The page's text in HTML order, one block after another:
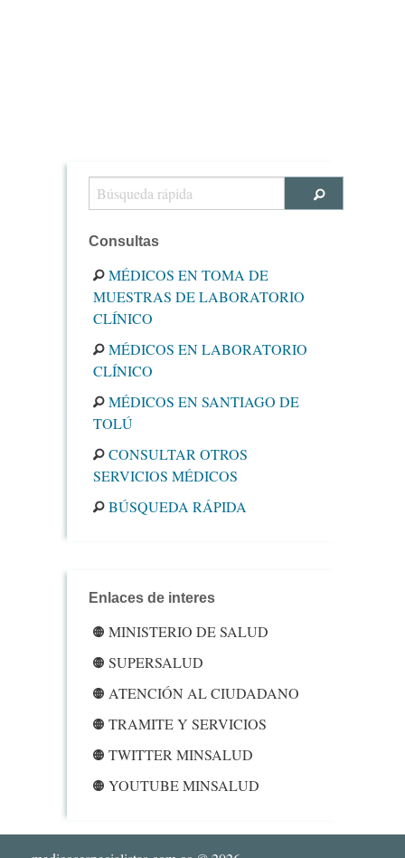
Consultas
MÉDICOS EN TOMA DE
MUESTRAS DE LABORATORIO
CLÍNICO
MÉDICOS EN LABORATORIO
CLÍNICO
MÉDICOS EN SANTIAGO DE
TOLÚ
CONSULTAR OTROS
SERVICIOS MÉDICOS
BÚSQUEDA RÁPIDA
Enlaces de interes
MINISTERIO DE SALUD
SUPERSALUD
ATENCIÓN AL CIUDADANO
TRAMITE Y SERVICIOS
TWITTER MINSALUD
YOUTUBE MINSALUD